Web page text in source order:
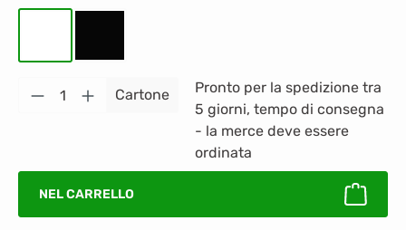
Quantità del prodotto: inserisci la
Cartone
Pronto per la spedizione tra
5 giorni, tempo di consegna
- la merce deve essere
ordinata
NEL CARRELLO